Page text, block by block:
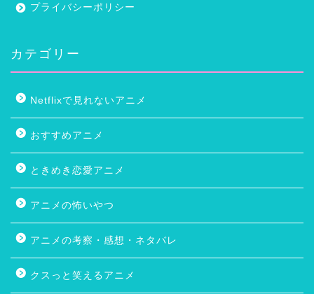
プライバシーポリシー
カテゴリー
Netflixで見れないアニメ
おすすめアニメ
ときめき恋愛アニメ
アニメの怖いやつ
アニメの考察・感想・ネタバレ
クスっと笑えるアニメ